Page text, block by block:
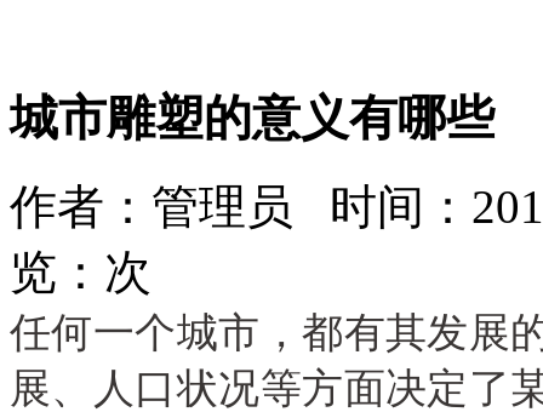
城市雕塑的意义有哪些
作者：管理员 时间：
览： 次
任何一个城市 ，都有其发展
展、人口状况等方面决定了